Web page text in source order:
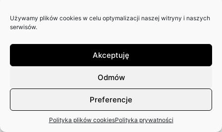
Używamy plików cookies w celu optymalizacji naszej witryny i naszych
serwisów.
Akceptuję
Odmów
Preferencje
Polityka plików cookiesPolityka prywatności